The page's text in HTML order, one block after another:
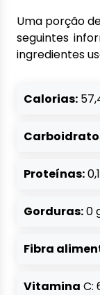
Uma porção
seguintes
ingredientes
Calorias:
Proteínas:
Gorduras:0
Fibra
Vitamina C: